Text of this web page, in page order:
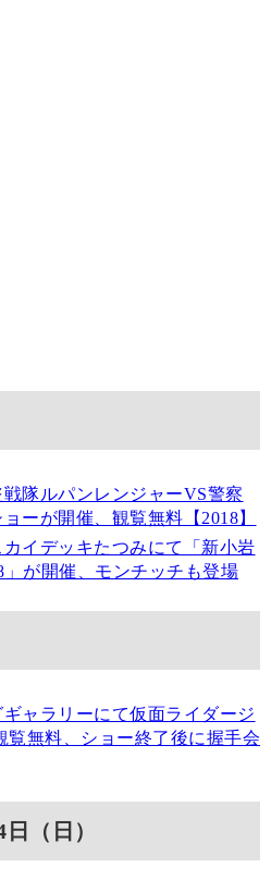
隊ルパンレンジャーVS警察
ーが開催、観覧無料【2018】
イデッキたつみにて「新小岩
が開催、モンチッチも登場
ャラリーにて仮面ライダージ
覧無料、ショー終了後に握手会
（日）